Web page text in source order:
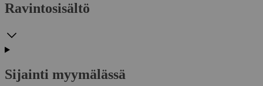
Ravintosisältö
Sijainti myymälässä